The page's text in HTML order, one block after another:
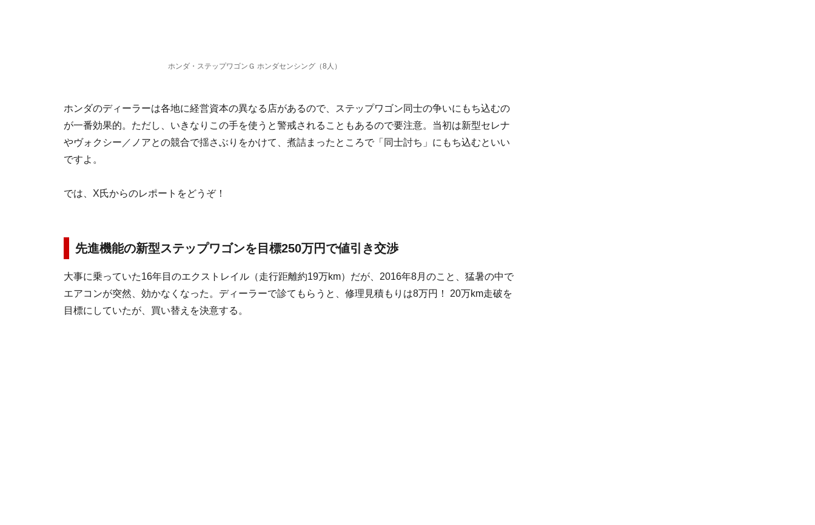
ホンダ・ステップワゴンＧ ホンダセンシング（8人）
ホンダのディーラーは各地に経営資本の異なる店があるので、ステップワゴン同士の争いにもち込むの
が一番効果的。ただし、いきなりこの手を使うと警戒されることもあるので要注意。当初は新型セレナ
やヴォクシー／ノアとの競合で揺さぶりをかけて、煮詰まったところで「同士討ち」にもち込むといい
ですよ。
では、X氏からのレポートをどうぞ！
先進機能の新型ステップワゴンを目標250万円で値引き交渉
大事に乗っていた16年目のエクストレイル（走行距離約19万km）だが、2016年8月のこと、猛暑の中で
エアコンが突然、効かなくなった。ディーラーで診てもらうと、修理見積もりは8万円！ 20万km走破を
目標にしていたが、買い替えを決意する。